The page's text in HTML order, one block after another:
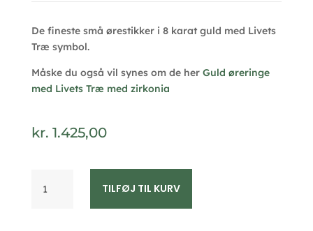
De fineste små ørestikker i 8 karat guld med Livets
Træ symbol.
Måske du også vil synes om de her Guld øreringe
med Livets Træ med zirkonia
kr. 1.425,00
Design
TILFØJ TIL KURV